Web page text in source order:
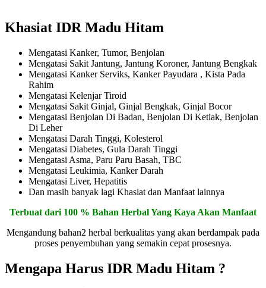
Khasiat IDR Madu Hitam
Mengatasi Kanker, Tumor, Benjolan
Mengatasi Sakit Jantung, Jantung Koroner, Jantung Bengkak
Mengatasi Kanker Serviks, Kanker Payudara , Kista Pada
Rahim
Mengatasi Kelenjar Tiroid
Mengatasi Sakit Ginjal, Ginjal Bengkak, Ginjal Bocor
Mengatasi Benjolan Di Badan, Benjolan Di Ketiak, Benjolan
Di Leher
Mengatasi Darah Tinggi, Kolesterol
Mengatasi Diabetes, Gula Darah Tinggi
Mengatasi Asma, Paru Paru Basah, TBC
Mengatasi Leukimia, Kanker Darah
Mengatasi Liver, Hepatitis
Dan masih banyak lagi Khasiat dan Manfaat lainnya
Terbuat dari 100 % Bahan Herbal Yang Kaya Akan Manfaat
Mengandung bahan2 herbal berkualitas yang akan berdampak pada
proses penyembuhan yang semakin cepat prosesnya.
Mengapa Harus IDR Madu Hitam ?